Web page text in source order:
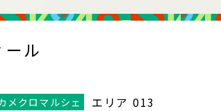
ール
メクロマルシェ エリア 013